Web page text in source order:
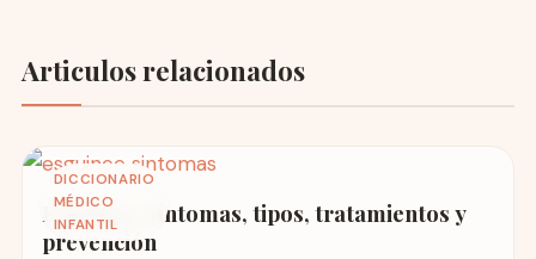
Articulos relacionados
DICCIONARIO
MÉDICO
INFANTIL
Esguince: síntomas, tipos, tratamientos y
prevención